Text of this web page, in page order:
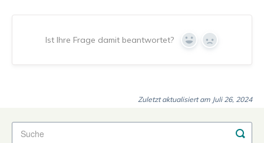
Ist Ihre Frage damit beantwortet? Yes No
Zuletzt aktualisiert am Juli 26, 2024